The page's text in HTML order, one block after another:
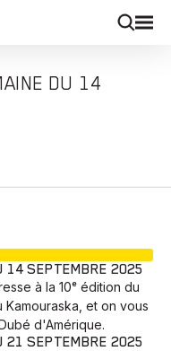
DU 14
14 SEPTEMBRE 2025
à la 10ᵉ édition du
et on vous
d'Amérique.
21 SEPTEMBRE 2025